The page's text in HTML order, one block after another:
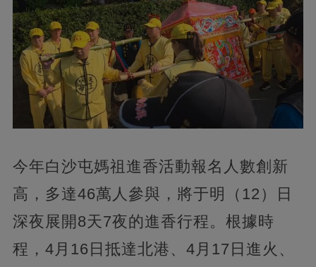
今年白沙屯媽祖進香活動報名人數創新
高，多達46萬人參與，將于明（12）日
深夜展開8天7夜的進香行程。根據時
程，4月16日抵達北港、4月17日進火、